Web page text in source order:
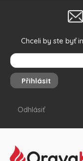
Chceli by ste byť
Přihlásit
Odhlásiť